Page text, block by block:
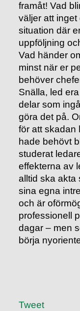
framåt! Vad
väljer att
situation där
uppföljning
Vad händer
minst när er
behöver
Snälla, led
delar som
göra det på.
för att skadan
hade behövt
studerat
effekterna av
alltid ska akta
sina egna
och är
professionell
dagar – men
börja
Tweet